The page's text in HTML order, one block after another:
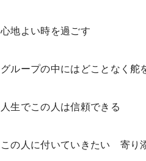
心地よい時を過ごす
グループの中にはどことなく舵
人生でこの人は信頼できる
この人に付いていきたい 寄り